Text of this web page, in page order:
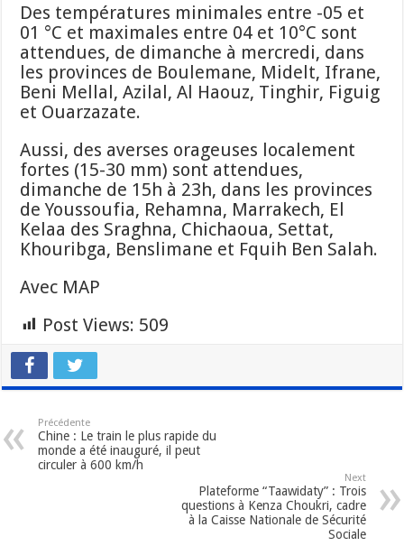
Des températures minimales entre -05 et
01 °C et maximales entre 04 et 10°C sont
attendues, de dimanche à mercredi, dans
les provinces de Boulemane, Midelt, Ifrane,
Beni Mellal, Azilal, Al Haouz, Tinghir, Figuig
et Ouarzazate.
Aussi, des averses orageuses localement
fortes (15-30 mm) sont attendues,
dimanche de 15h à 23h, dans les provinces
de Youssoufia, Rehamna, Marrakech, El
Kelaa des Sraghna, Chichaoua, Settat,
Khouribga, Benslimane et Fquih Ben Salah.
Avec MAP
Post Views: 509
Précédente
Chine : Le train le plus rapide du
monde a été inauguré, il peut
circuler à 600 km/h
Next
Plateforme “Taawidaty” : Trois
questions à Kenza Choukri, cadre
à la Caisse Nationale de Sécurité
Sociale